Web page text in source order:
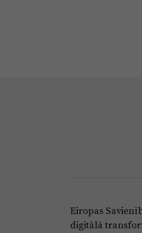
Eiropas
digitālā